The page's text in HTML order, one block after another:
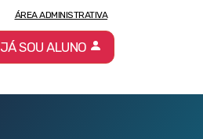
ÁREA ADMINISTRATIVA
JÁ SOU ALUNO